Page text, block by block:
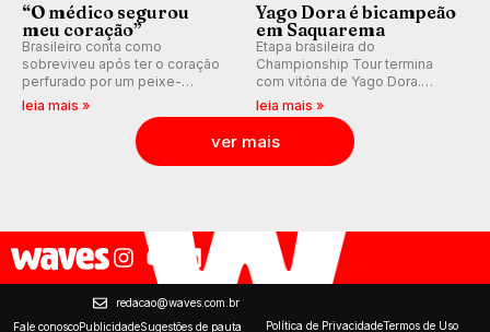
“O médico segurou
meu coração”
Brasileiro conta como
sobreviveu após ter o coração
perfurado por um peixe-
agulha enquanto surfava na
leia mais »
Yago Dora é bicampeão
em Saquarema
Etapa brasileira do
Championship Tour termina
com vitória de Yago Dora.
Sawyer Lindblad vence entre
as mulheres e Leonardo
Fioravanti assume liderança do
ranking mundial da WSL, na
etapa de Saquarema.
leia mais »
ver mais
redacao@waves.com.br
Fale conoscoPublicidadeSugestões de pauta Política de PrivacidadeTermos de Uso